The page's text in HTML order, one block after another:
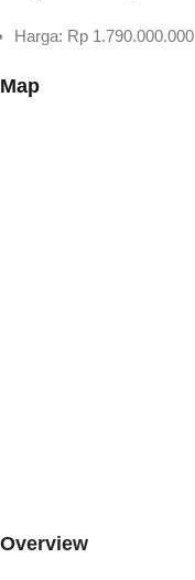
Harga: Rp 1.790.000.000
Map
Overview